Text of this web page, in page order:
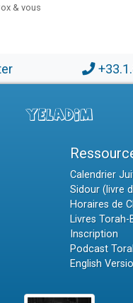
& vous
Calendrier
Sidour (livre
Horaires de
Livres Torah-
Inscription
Podcast
English